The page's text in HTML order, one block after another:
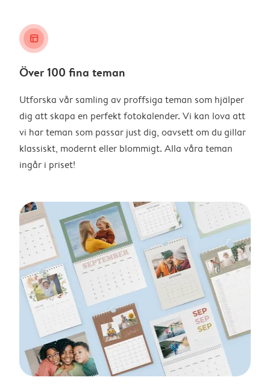
layout_alt
Över 100 fina teman
Utforska vår samling av proffsiga teman som hjälper
dig att skapa en perfekt fotokalender. Vi kan lova att
vi har teman som passar just dig, oavsett om du gillar
klassiskt, modernt eller blommigt. Alla våra teman
ingår i priset!